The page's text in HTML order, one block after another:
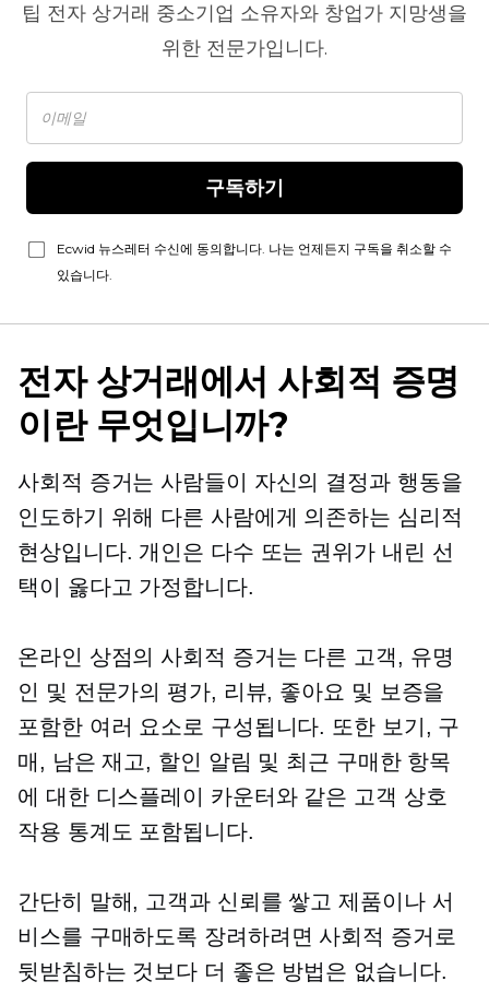
팁 전자 상거래 중소기업 소유자와 창업가 지망생을
위한 전문가입니다.
구독하기
Ecwid 뉴스레터 수신에 동의합니다. 나는 언제든지 구독을 취소할 수
있습니다.
전자 상거래에서 사회적 증명
이란 무엇입니까?
사회적 증거는 사람들이 자신의 결정과 행동을
인도하기 위해 다른 사람에게 의존하는 심리적
현상입니다. 개인은 다수 또는 권위가 내린 선
택이 옳다고 가정합니다.
온라인 상점의 사회적 증거는 다른 고객, 유명
인 및 전문가의 평가, 리뷰, 좋아요 및 보증을
포함한 여러 요소로 구성됩니다. 또한 보기, 구
매, 남은 재고, 할인 알림 및 최근 구매한 항목
에 대한 디스플레이 카운터와 같은 고객 상호
작용 통계도 포함됩니다.
간단히 말해, 고객과 신뢰를 쌓고 제품이나 서
비스를 구매하도록 장려하려면 사회적 증거로
뒷받침하는 것보다 더 좋은 방법은 없습니다.